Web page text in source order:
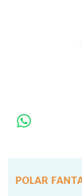
POLAR